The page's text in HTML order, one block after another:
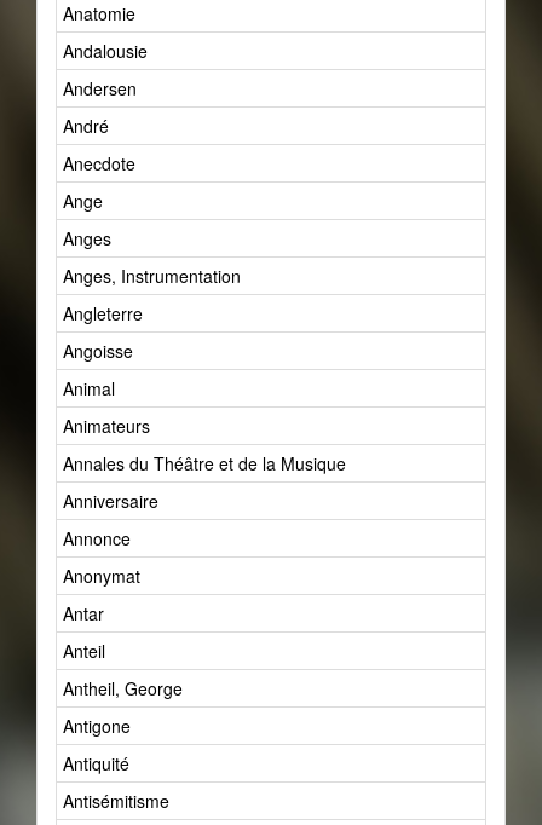
Anatomie
Andalousie
Andersen
André
Anecdote
Ange
Anges
Anges, Instrumentation
Angleterre
Angoisse
Animal
Animateurs
Annales du Théâtre et de la Musique
Anniversaire
Annonce
Anonymat
Antar
Anteil
Antheil, George
Antigone
Antiquité
Antisémitisme